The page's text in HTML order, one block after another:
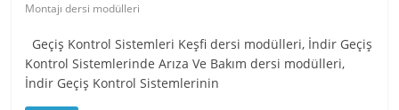
Montajı dersi modülleri
Geçiş Kontrol Sistemleri Keşfi dersi modülleri, İndir Geçiş
Kontrol Sistemlerinde Arıza Ve Bakım dersi modülleri,
İndir Geçiş Kontrol Sistemlerinin